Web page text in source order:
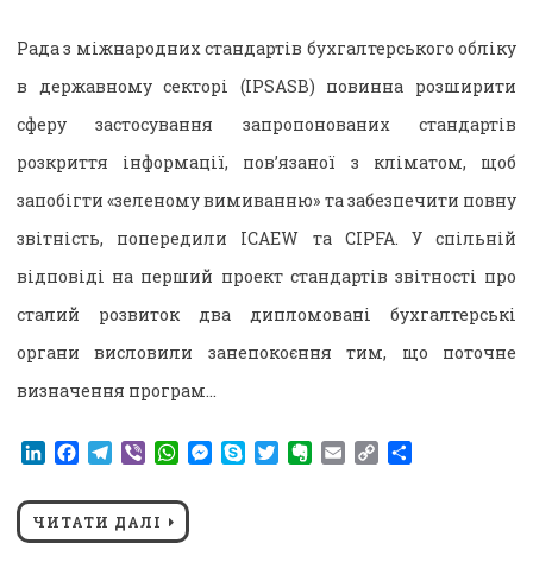
Рада з міжнародних стандартів бухгалтерського обліку
в державному секторі (IPSASB) повинна розширити
сферу застосування запропонованих стандартів
розкриття інформації, пов’язаної з кліматом, щоб
запобігти «зеленому вимиванню» та забезпечити повну
звітність, попередили ICAEW та CIPFA. У спільній
відповіді на перший проект стандартів звітності про
сталий розвиток два дипломовані бухгалтерські
органи висловили занепокоєння тим, що поточне
визначення програм…
LinkedIn
Facebook
Telegram
ViberWhatsApp
Messenger
SkypeTwitterEvernote
EmailCopy
ЧИТАТИ ДАЛІ